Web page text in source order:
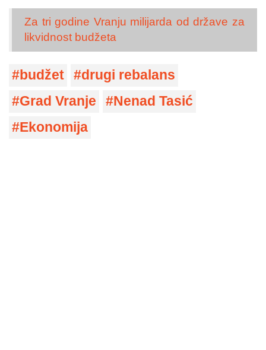
Za tri godine Vranju milijarda od države za
likvidnost budžeta
budžet
drugi rebalans
Grad Vranje
Nenad Tasić
Ekonomija